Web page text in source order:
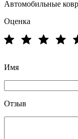
Автомобильные
Оценка
Имя
Отзыв